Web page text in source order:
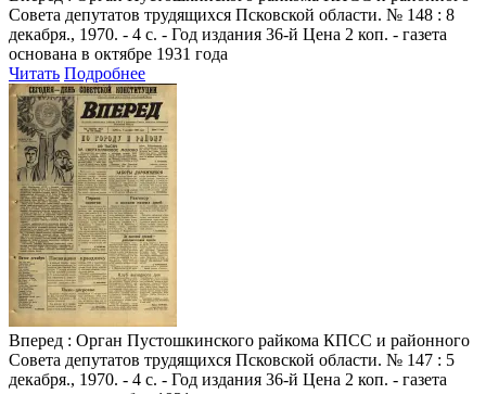
Совета депутатов трудящихся Псковской области. № 148 : 8
декабря., 1970. - 4 с. - Год издания 36-й Цена 2 коп. - газета
основана в октябре 1931 года
Читать Подробнее
Вперед : Орган Пустошкинского райкома КПСС и районного
Совета депутатов трудящихся Псковской области. № 147 : 5
декабря., 1970. - 4 с. - Год издания 36-й Цена 2 коп. - газета